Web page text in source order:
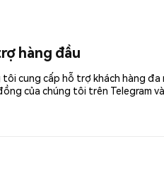
hàng đầu
tôi cung cấp hỗ trợ khách hàng
của chúng tôi trên Telegram